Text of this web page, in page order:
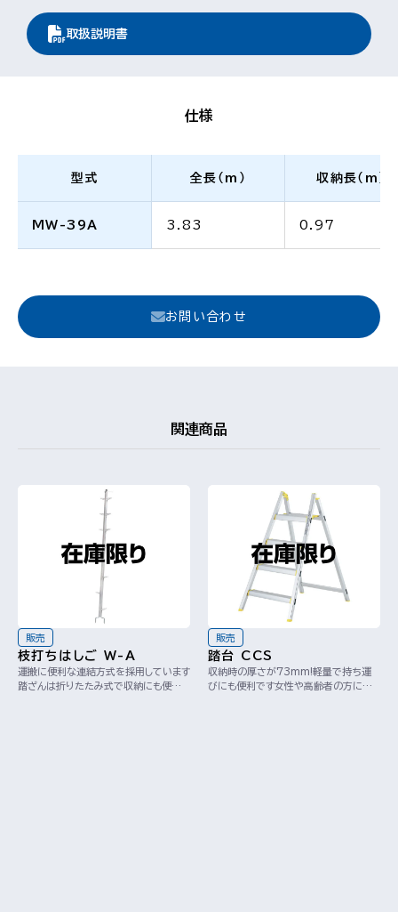
取扱説明書
仕様
型式 全長（m） 収納長（m）
MW-39A 3.83 0.97
お問い合わせ
関連商品
販売
枝打ちはしご W-A
運搬に便利な連結方式を採用しています
踏ざんは折りたたみ式で収納にも便利
販売
踏台 CCS
収納時の厚さが73mm!軽量で持ち運
びにも便利です女性や高齢者の方にも